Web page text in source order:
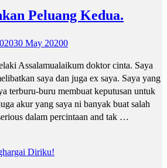
Peluang Kedua.
30 May 20200
Assalamualaikum doktor cinta. Saya
saya dan juga ex saya. Saya yang
terburu-buru membuat keputusan untuk
akur yang saya ni banyak buat salah
dalam percintaan and tak …